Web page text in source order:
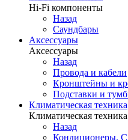
Hi-Fi компоненты
Назад
Саундбары
Аксессуары
Аксессуары
Назад
Провода и кабели
Кронштейны и
Подставки и
Климатическая техника
Климатическая техника
Назад
Кондиционеры.